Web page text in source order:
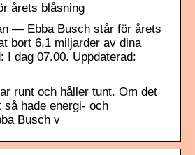
årets blåsning
— Ebba Busch står för årets
bort 6,1 miljarder av dina
I dag 07.00. Uppdaterad:
runt och håller tunt. Om det
så hade energi- och
Busch v